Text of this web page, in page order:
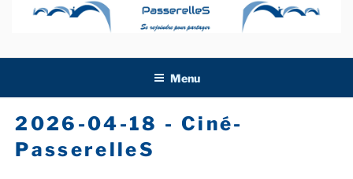
Menu
2026-04-18 - Ciné-
PasserelleS